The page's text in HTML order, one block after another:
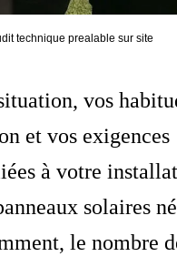
technique prealable sur site
vos
et vos exigences
à votre
solaires
le nombre